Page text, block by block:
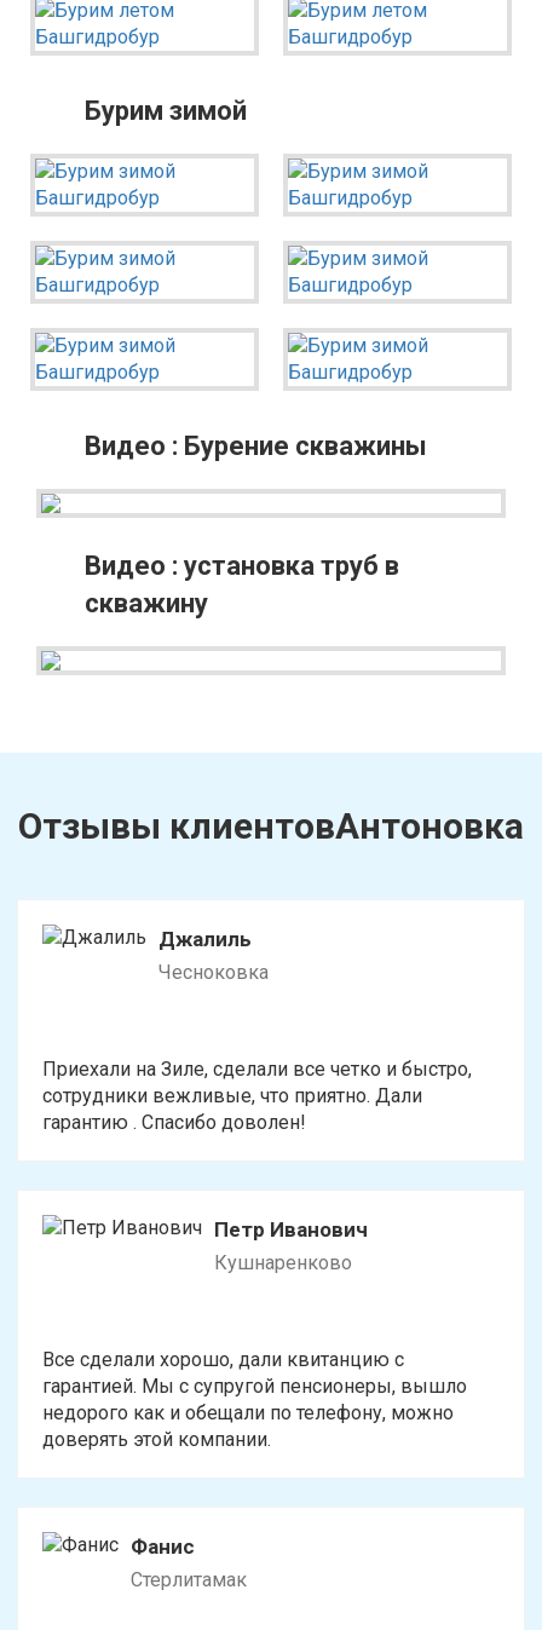
Бурим зимой
Видео : Бурение скважины
Видео : установка труб в
скважину
Отзывы клиентовАнтоновка
Джалиль
Чесноковка
Приехали на Зиле, сделали все четко и быстро,
сотрудники вежливые, что приятно. Дали
гарантию . Спасибо доволен!
Петр Иванович
Кушнаренково
Все сделали хорошо, дали квитанцию с
гарантией. Мы с супругой пенсионеры, вышло
недорого как и обещали по телефону, можно
доверять этой компании.
Фанис
Стерлитамак